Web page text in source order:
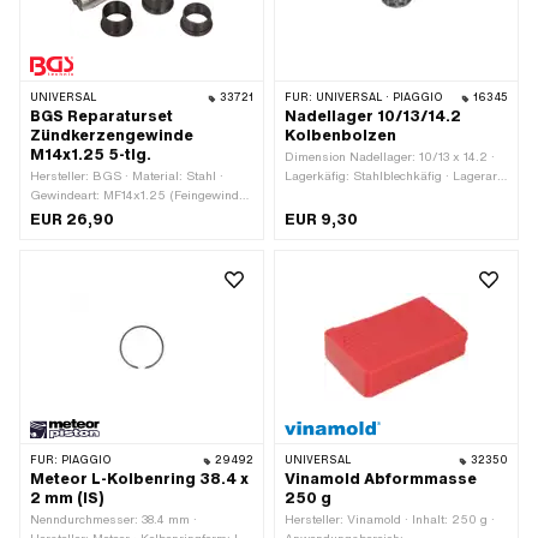
UNIVERSAL 33721
BGS Reparaturset
Zündkerzengewinde
M14x1.25 5-tlg.
Hersteller: BGS · Material: Stahl ·
Gewindeart: MF14x1.25 (Feingewinde)
· Oberfläche: geschwärzt ·
EUR 26,90
FÜR: UNIVERSAL · PIAGGIO 16345
Nadellager 10/13/14.2
Kolbenbolzen
Dimension Nadellager: 10/13 x 14.2 ·
Lagerkäfig: Stahlblechkäfig · Lagerart:
Breite: 14.2 mm · Ø innen: 10 mm
EUR 9,30
FÜR: PIAGGIO 29492
Meteor L-Kolbenring 38.4 x
2 mm (IS)
Nenndurchmesser: 38.4 mm ·
UNIVERSAL 32350
Vinamold Abformmasse
250 g
Hersteller: Vinamold · Inhalt: 250 g ·